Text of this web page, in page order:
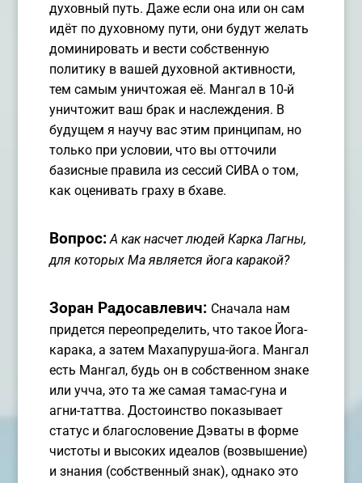
духовный путь. Даже если она или он сам
идёт по духовному пути, они будут желать
доминировать и вести собственную
политику в вашей духовной активности,
тем самым уничтожая её. Мангал в 10-й
уничтожит ваш брак и наслеждения. В
будущем я научу вас этим принципам, но
только при условии, что вы отточили
базисные правила из сессий СИВА о том,
как оценивать граху в бхаве.
Вопрос: А как насчет людей Карка Лагны,
для которых Ма является йога каракой?
Зоран Радосавлевич: Сначала нам
придется переопределить, что такое Йога-
карака, а затем Махапуруша-йога. Мангал
есть Мангал, будь он в собственном знаке
или учча, это та же самая тамас-гуна и
агни-таттва. Достоинство показывает
статус и благословение Дэваты в форме
чистоты и высоких идеалов (возвышение)
и знания (собственный знак), однако это